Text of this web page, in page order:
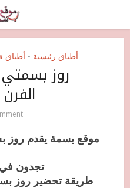
أطباق رئيسية • أطباق
روز
موقع بسمة يقدم روز
تجدون
طريقة تحضير روز